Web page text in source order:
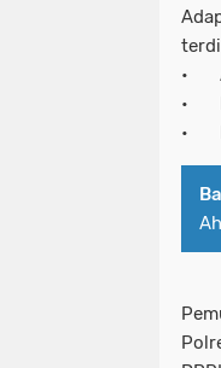
•
•
•